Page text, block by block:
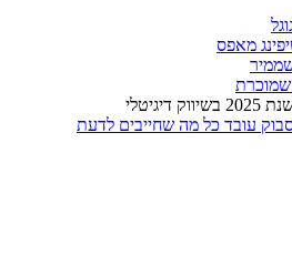
מאפס
שמוכרת
עובד כל מה שחייבים לדעת